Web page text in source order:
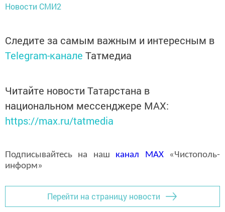
Новости СМИ2
Следите за самым важным и интересным в
Telegram-канале Татмедиа
Читайте новости Татарстана в
национальном мессенджере MАХ:
https://max.ru/tatmedia
Подписывайтесь на наш канал MAX«Чистополь-
информ»
Перейти на страницу новости